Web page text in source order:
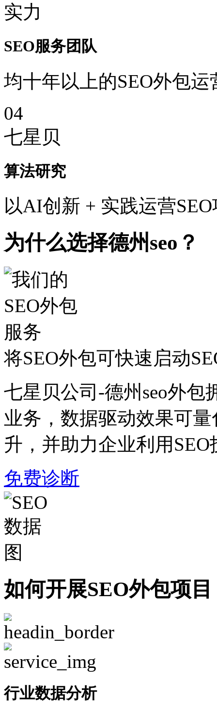
实力
SEO服务团队
均十年以上的SEO外包运
04
七星贝
算法研究
以AI创新 + 实践运营
为什么选择德州seo？
将SEO外包可快速启动
七星贝公司-德州seo外包
业务，数据驱动效果可
升，并助力企业利用
免费诊断
如何开展SEO外包项目
行业数据分析